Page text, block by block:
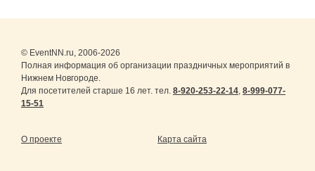
© EventNN.ru, 2006-2026
Полная информация об организации праздничных мероприятий в
Нижнем Новгороде.
Для посетителей старше 16 лет. тел. 8-920-253-22-14, 8-999-077-
15-51
О проекте Карта сайта